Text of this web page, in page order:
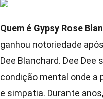
Quem é Gypsy Rose
ganhou notoriedade
Dee Blanchard. Dee
condição mental onde a
e simpatia. Durante